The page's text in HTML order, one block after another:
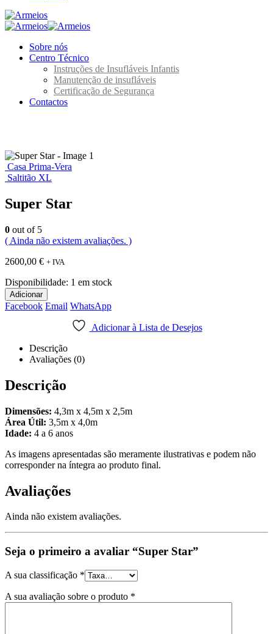
Sobre nós
Centro Técnico
Instruções de Insufláveis Infantis
Manutenção de insufláveis
Certificação de Segurança
Contactos
Casa Prima-Vera
Saltitão XL
Super Star
0 out of 5
( Ainda não existem avaliações. )
2600,00 € + IVA
Disponibilidade: 1 em stock
Adicionar
Facebook Email WhatsApp
Adicionar à Lista de Desejos
Descrição
Avaliações (0)
Descrição
Dimensões: 4,3m x 4,5m x 2,5m
Área Útil: 3,5m x 4,0m
Idade: 4 a 6 anos
As imagens apresentadas são meramente ilustrativas e podem não
corresponder na íntegra ao produto final.
Avaliações
Ainda não existem avaliações.
Seja o primeiro a avaliar “Super Star”
A sua classificação *
A sua avaliação sobre o produto *